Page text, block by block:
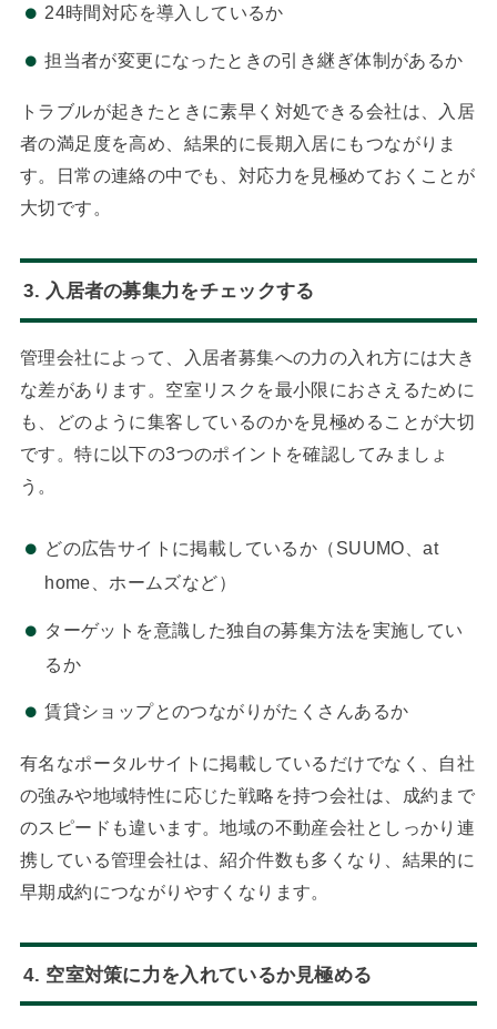
24時間対応を導入しているか
担当者が変更になったときの引き継ぎ体制があるか
トラブルが起きたときに素早く対処できる会社は、入居
者の満足度を高め、結果的に長期入居にもつながりま
す。日常の連絡の中でも、対応力を見極めておくことが
大切です。
3. 入居者の募集力をチェックする
管理会社によって、入居者募集への力の入れ方には大き
な差があります。空室リスクを最小限におさえるために
も、どのように集客しているのかを見極めることが大切
です。特に以下の3つのポイントを確認してみましょ
う。
どの広告サイトに掲載しているか（SUUMO、at
home、ホームズなど）
ターゲットを意識した独自の募集方法を実施してい
るか
賃貸ショップとのつながりがたくさんあるか
有名なポータルサイトに掲載しているだけでなく、自社
の強みや地域特性に応じた戦略を持つ会社は、成約まで
のスピードも違います。地域の不動産会社としっかり連
携している管理会社は、紹介件数も多くなり、結果的に
早期成約につながりやすくなります。
4. 空室対策に力を入れているか見極める